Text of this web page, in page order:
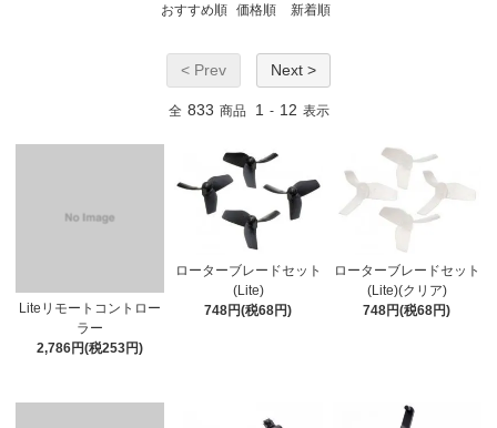
おすすめ順 価格順 新着順
< Prev Next >
全 833 商品 1 - 12 表示
Liteリモートコントロー
ラー
2,786円(税253円)
ローターブレードセット
(Lite)
748円(税68円)
ローターブレードセット
(Lite)(クリア)
748円(税68円)